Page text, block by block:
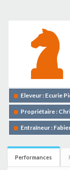
Eleveur : Ecurie
Propriétaire :
Entraîneur :
Performances